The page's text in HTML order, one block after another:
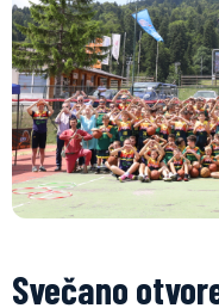
Svečano